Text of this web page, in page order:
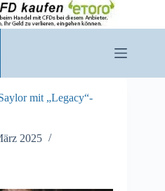
mit „Legacy“-
2025